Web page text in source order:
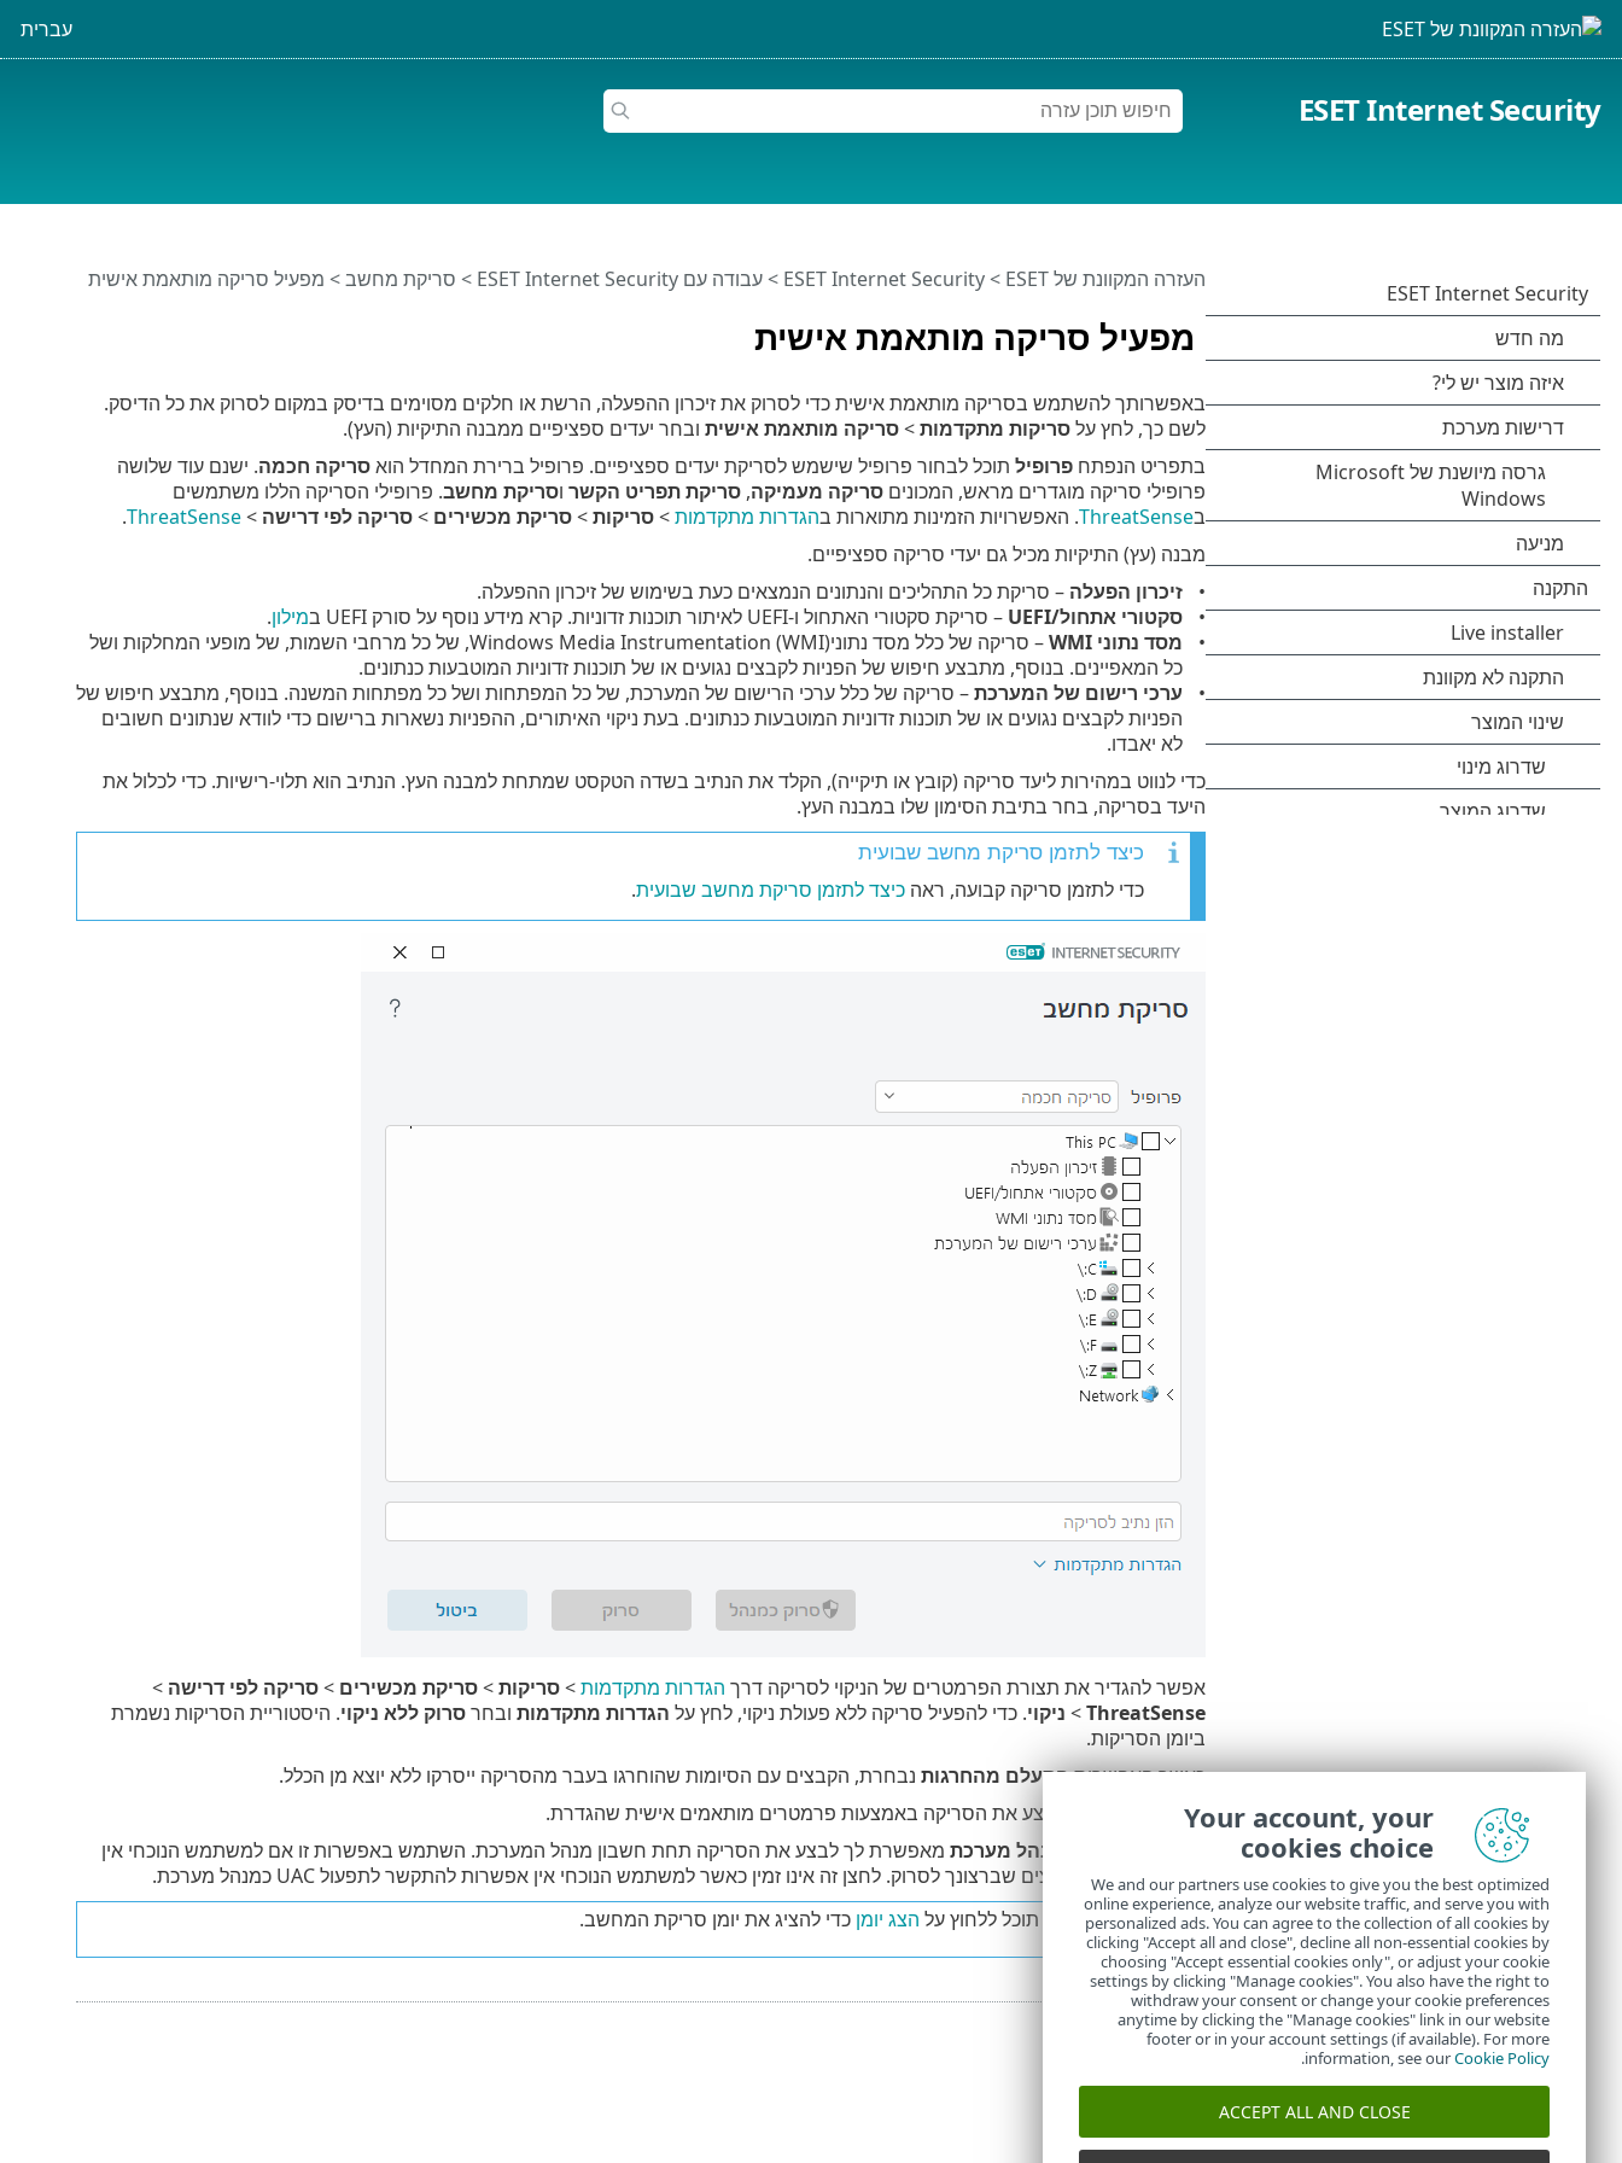
עברית
ESET Internet Security
מפעיל סריקה מותאמת אישית
העזרה המקוונת של ESET >
ESET Internet Security
>עבודה עם ESET Internet Security > סריקת מחשב> מפעיל סריקה מותאמת אישית
באפשרותך להשתמש בסריקה מותאמת אישית כדי לסרוק את זיכרון ההפעלה, הרשת או חלקים מסוימים בדיסק במקום לסרוק את כל הדיסק.
לשם כך, לחץ עלסריקות מתקדמות>סריקה מותאמת אישיתובחר יעדים ספציפיים ממבנה התיקיות (העץ).
בתפריט הנפתח פרופילתוכל לבחור פרופיל שישמש לסריקת יעדים ספציפיים. פרופיל ברירת המחדל הואסריקה חכמה. ישנם עוד שלושה
פרופילי סריקה מוגדרים מראש, המכונים סריקה מעמיקה, סריקת תפריט הקשרוסריקת מחשב. פרופילי הסריקה הללו משתמשים
בThreatSense. האפשרויות הזמינות מתוארות בהגדרות מתקדמות>סריקות>סריקת מכשירים >סריקה לפי דרישה >
ThreatSense
.
מבנה (עץ) התיקיות מכיל גם יעדי סריקה ספציפיים.
זיכרון הפעלה – סריקת כל התהליכים והנתונים הנמצאים כעת בשימוש של זיכרון ההפעלה.
סקטורי אתחול/UEFI
– סריקת סקטורי האתחול ו-UEFI לאיתור תוכנות זדוניות. קרא מידע נוסף על סורק UEFI ב מילון.
מסד נתוני WMI
– סריקה של כלל מסד נתוניWindows Media Instrumentation (WMI), של כל מרחבי השמות, של מופעי המחלקות ושל
כל המאפיינים. בנוסף, מתבצע חיפוש של הפניות לקבצים נגועים או של תוכנות זדוניות המוטבעות כנתונים.
ערכי רישום של המערכת– סריקה של כלל ערכי הרישום של המערכת, של כל המפתחות ושל כל מפתחות המשנה. בנוסף, מתבצע חיפוש של
הפניות לקבצים נגועים או של תוכנות זדוניות המוטבעות כנתונים. בעת ניקוי האיתורים, ההפניות נשארות ברישום כדי לוודא שנתונים חשובים
לא יאבדו.
כדי לנווט במהירות ליעד סריקה (קובץ או תיקייה), הקלד את הנתיב בשדה הטקסט שמתחת למבנה העץ. הנתיב הוא תלוי-רישיות. כדי לכלול את
היעד בסריקה, בחר בתיבת הסימון שלו במבנה העץ.
כיצד לתזמן סריקת מחשב שבועית
כדי לתזמן סריקה קבועה, ראה כיצד לתזמן סריקת מחשב שבועית.
אפשר להגדיר את תצורת הפרמטרים של הניקוי לסריקה דרך הגדרות מתקדמות>סריקות>סריקת מכשירים >סריקה לפי דרישה >
ThreatSense
> ניקוי. כדי להפעיל סריקה ללא פעולת ניקוי, לחץ על הגדרות מתקדמותובחרסרוק ללא ניקוי. היסטוריית הסריקות נשמרת
ביומן הסריקות.
כאשר האפשרותהתעלם מהחרגותנבחרת, הקבצים עם הסיומות שהוחרגו בעבר מהסריקה ייסרקו ללא יוצא מן הכלל.
לחץ על
כדי לבצע את הסריקה באמצעות פרמטרים מותאמים אישית שהגדרת.
סרוק כמנהל מערכתמאפשרת לך לבצע את הסריקה תחת חשבון מנהל המערכת. השתמש באפשרות זו אם למשתמש הנוכחי אין
הרשאות לגשת לקבצים שברצונך לסרוק. לחצן זה אינו זמין כאשר למשתמש הנוכחי אין אפשרות להתקשר לתפעול UAC כמנהל מערכת.
בתום סריקה תוכל ללחוץ על הצג יומן כדי להציג את יומן סריקת המחשב.
Your account, your
cookies choice
We and our partners use cookies to give you the best optimized
online experience, analyze our website traffic, and serve you with
personalized ads. You can agree to the collection of all cookies by
clicking "Accept all and close", decline all non-essential cookies by
choosing "Accept essential cookies only", or adjust your cookie
settings by clicking "Manage cookies". You also have the right to
withdraw your consent or change your cookie preferences
anytime by clicking the "Manage cookies" link in our website
footer or in your account settings (if available). For more
information, see ourCookie Policy
.
ACCEPT ALL AND CLOSE